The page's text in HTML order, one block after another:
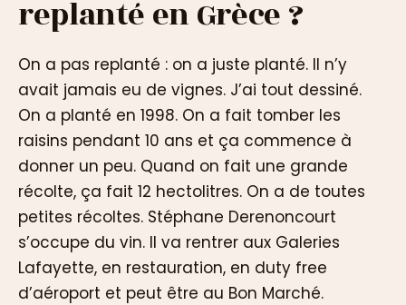
replanté en Grèce ?
On a pas replanté : on a juste planté. Il n’y
avait jamais eu de vignes. J’ai tout dessiné.
On a planté en 1998. On a fait tomber les
raisins pendant 10 ans et ça commence à
donner un peu. Quand on fait une grande
récolte, ça fait 12 hectolitres. On a de toutes
petites récoltes. Stéphane Derenoncourt
s’occupe du vin. Il va rentrer aux Galeries
Lafayette, en restauration, en duty free
d’aéroport et peut être au Bon Marché.